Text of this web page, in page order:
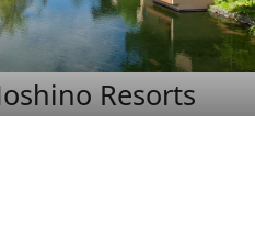
Resorts